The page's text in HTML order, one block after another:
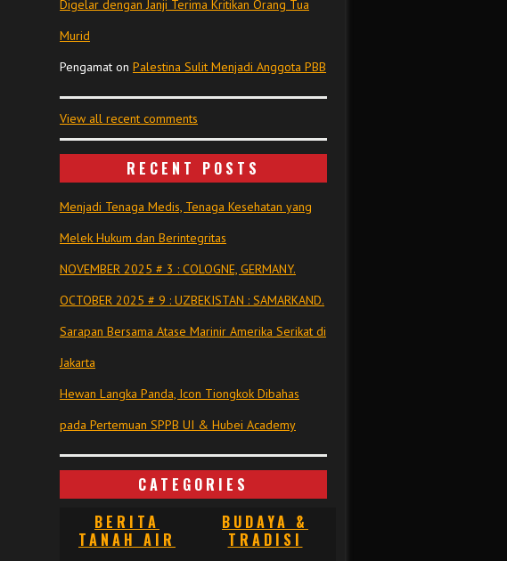
Digelar dengan Janji Terima Kritikan Orang Tua
Murid
Pengamat on Palestina Sulit Menjadi Anggota PBB
View all recent comments
RECENT POSTS
Menjadi Tenaga Medis, Tenaga Kesehatan yang
Melek Hukum dan Berintegritas
NOVEMBER 2025 # 3 : COLOGNE, GERMANY.
OCTOBER 2025 # 9 : UZBEKISTAN : SAMARKAND.
Sarapan Bersama Atase Marinir Amerika Serikat di
Jakarta
Hewan Langka Panda, Icon Tiongkok Dibahas
pada Pertemuan SPPB UI & Hubei Academy
CATEGORIES
BERITA
TANAH AIR
BUDAYA &
TRADISI